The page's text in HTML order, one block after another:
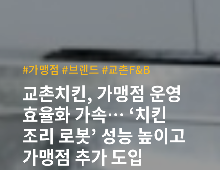
#가맹점 #브랜드 #교촌F&B
교촌치킨, 가맹점 운영
효율화 가속… ‘치킨
조리 로봇’ 성능 높이고
가맹점 추가 도입